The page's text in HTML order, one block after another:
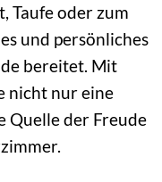
Taufe oder zum
und persönliches
bereitet. Mit
nicht nur eine
Quelle der Freude